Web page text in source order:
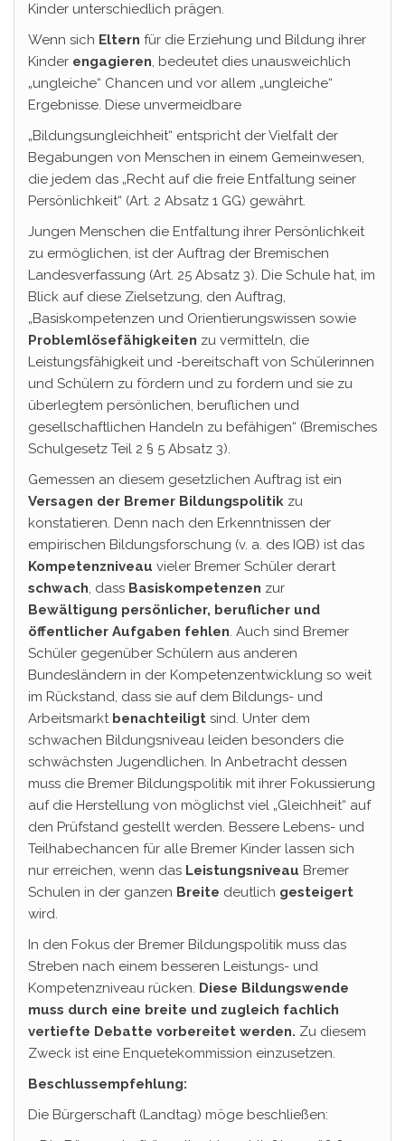
Kinder unterschiedlich prägen.
Wenn sich Eltern für die Erziehung und Bildung ihrer
Kinder engagieren, bedeutet dies unausweichlich
„ungleiche“ Chancen und vor allem „ungleiche“
Ergebnisse. Diese unvermeidbare
„Bildungsungleichheit“ entspricht der Vielfalt der
Begabungen von Menschen in einem Gemeinwesen,
die jedem das „Recht auf die freie Entfaltung seiner
Persönlichkeit“ (Art. 2 Absatz 1 GG) gewährt.
Jungen Menschen die Entfaltung ihrer Persönlichkeit
zu ermöglichen, ist der Auftrag der Bremischen
Landesverfassung (Art. 25 Absatz 3). Die Schule hat, im
Blick auf diese Zielsetzung, den Auftrag,
„Basiskompetenzen und Orientierungswissen sowie
Problemlösefähigkeiten zu vermitteln, die
Leistungsfähigkeit und -bereitschaft von Schülerinnen
und Schülern zu fördern und zu fordern und sie zu
überlegtem persönlichen, beruflichen und
gesellschaftlichen Handeln zu befähigen“ (Bremisches
Schulgesetz Teil 2 § 5 Absatz 3).
Gemessen an diesem gesetzlichen Auftrag ist ein
Versagen der Bremer Bildungspolitik zu
konstatieren. Denn nach den Erkenntnissen der
empirischen Bildungsforschung (v. a. des IQB) ist das
Kompetenzniveau vieler Bremer Schüler derart
schwach, dass Basiskompetenzen zur
Bewältigung persönlicher, beruflicher und
öffentlicher Aufgaben fehlen. Auch sind Bremer
Schüler gegenüber Schülern aus anderen
Bundesländern in der Kompetenzentwicklung so weit
im Rückstand, dass sie auf dem Bildungs- und
Arbeitsmarkt benachteiligt sind. Unter dem
schwachen Bildungsniveau leiden besonders die
schwächsten Jugendlichen. In Anbetracht dessen
muss die Bremer Bildungspolitik mit ihrer Fokussierung
auf die Herstellung von möglichst viel „Gleichheit“ auf
den Prüfstand gestellt werden. Bessere Lebens- und
Teilhabechancen für alle Bremer Kinder lassen sich
nur erreichen, wenn das Leistungsniveau Bremer
Schulen in der ganzen Breite deutlich gesteigert
wird.
In den Fokus der Bremer Bildungspolitik muss das
Streben nach einem besseren Leistungs- und
Kompetenzniveau rücken. Diese Bildungswende
muss durch eine breite und zugleich fachlich
vertiefte Debatte vorbereitet werden. Zu diesem
Zweck ist eine Enquetekommission einzusetzen.
Beschlussempfehlung:
Die Bürgerschaft (Landtag) möge beschließen: